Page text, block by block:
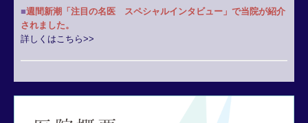
■週間新潮「注目の名医 スペシャルインタビュー」で当院が紹介
されました。
詳しくはこちら>>